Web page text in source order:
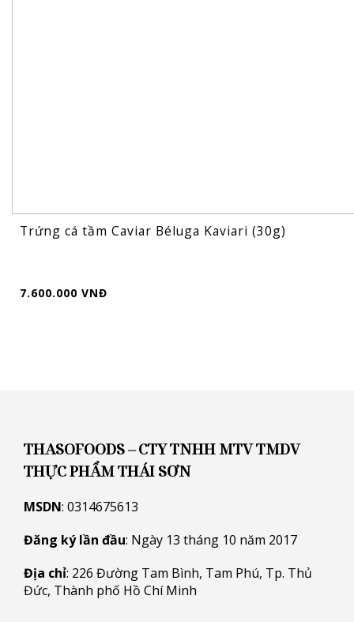
Trứng cá tầm Caviar Béluga Kaviari (30g)
7.600.000 VNĐ
THASOFOODS – CTY TNHH MTV TMDV
THỰC PHẨM THÁI SƠN
MSDN: 0314675613
Đăng ký lần đầu: Ngày 13 tháng 10 năm 2017
Địa chỉ: 226 Đường Tam Bình, Tam Phú, Tp. Thủ
Đức, Thành phố Hồ Chí Minh